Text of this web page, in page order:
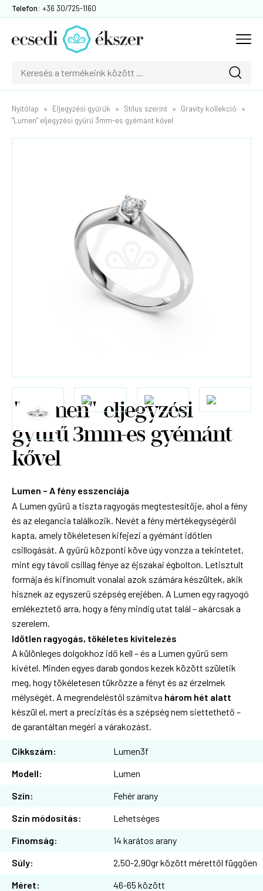
Telefon: +36 30/725-1160
Nyitólap Eljegyzési gyűrűk Stílus szerint
Gravity kollekció
"Lumen" eljegyzési gyűrű 3mm-es gyémánt kővel
"Lumen" eljegyzési
gyűrű 3mm-es gyémánt
kővel
Lumen – A fény esszenciája
A Lumen gyűrű a tiszta ragyogás megtestesítője, ahol a fény
és az elegancia találkozik. Nevét a fény mértékegységéről
kapta, amely tökéletesen kifejezi a gyémánt időtlen
csillogását. A gyűrű központi köve úgy vonzza a tekintetet,
mint egy távoli csillag fénye az éjszakai égbolton. Letisztult
formája és kifinomult vonalai azok számára készültek, akik
hisznek az egyszerű szépség erejében. A Lumen egy ragyogó
emlékeztető arra, hogy a fény mindig utat talál – akárcsak a
szerelem.
Időtlen ragyogás, tökéletes kivitelezés
A különleges dolgokhoz idő kell – és a Lumen gyűrű sem
kivétel. Minden egyes darab gondos kezek között születik
meg, hogy tökéletesen tükrözze a fényt és az érzelmek
mélységét. A megrendeléstől számítva három hét alatt
készül el, mert a precizitás és a szépség nem siettethető –
de garantáltan megéri a várakozást.
Cikkszám:
Lumen3f
Modell:
Lumen
Szín:
Fehér arany
Szín módosítás:
Lehetséges
Finomság:
14 karátos arany
Súly:
2,50-2,90gr között mérettől függően
Méret:
46-65 között